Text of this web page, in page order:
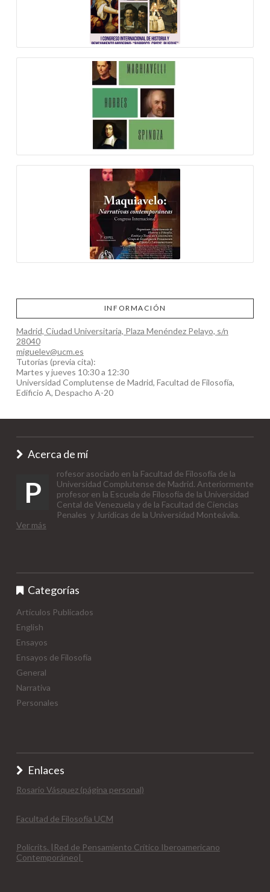
INFORMACIÓN
Madrid, Ciudad Universitaria, Plaza Menéndez Pelayo, s/n
28040
miguelev@ucm.es
Tutorías (previa cita):
Martes y jueves 10:30 a 12:30
Universidad Complutense de Madrid, Facultad de Filosofía,
Edificio A, Despacho A-20
Acerca de mí
P
rofesor asociado en la Facultad de Filosofía de la
Universidad Complutense de Madrid. Anteriormente
profesor en la Escuela de Filosofía de la Universidad
Cental de Venezuela y de la Facultad de Ciencias
Penales y Jurídicas de la Universidad Monteávila.
Ver más
Categorías
Artículos Publicados
English
Ensayos
Ensayos de Filosofía
General
Narrativa
Personales
Enlaces
Rosario Vásquez (página personal)
Facultad de Filosofía UCM
Policrits. |Red de Pensamiento Crítico Iberoamericano
Contemporáneo|